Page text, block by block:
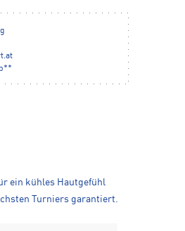
ein kühles Hautgefühl
Turniers garantiert.